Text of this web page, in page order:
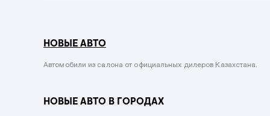
Сиреневый металлик
Вишневый
НОВЫЕ АВТО
Автомобили из салона от официальных дилеров Казахстана.
НОВЫЕ АВТО В ГОРОДАХ